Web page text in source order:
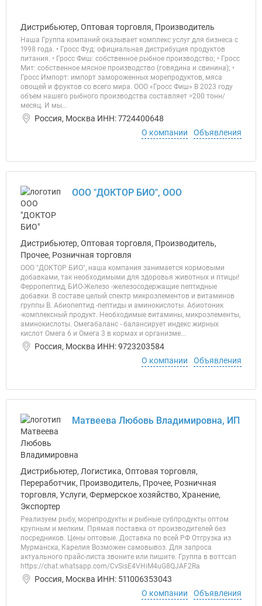
Дистрибьютер, Оптовая торговля, Производитель
Наша Группа компаний оказывает комплекс услуг для бизнеса c
1998 года. • Гросс Фуд: официальная дистрибуция продуктов
питания. • Гросс Фиш: собственное рыбное производство; • Гросс
Мит: собственное мясное производство (говядина и свинина); •
Гросс Импорт: импорт замороженных морепродуктов, мяса
овощей и фруктов со всего мира. ООО «Гросс Фиш» В 2023 году
объем нашего рыбного производства составляет >200 тонн/
месяц. И мы...
Россия, Москва ИНН: 7724400648
О компании
Объявления
ООО "ДОКТОР БИО", ООО
Дистрибьютер, Оптовая торговля, Производитель,
Прочее, Розничная торговля
ООО "ДОКТОР БИО", наша компания занимается кормовыми
добавками, так необходимыми для здоровья животных и птицы!
Ферропептид, БИО-Железо -железосодержащие пептидные
добавки. В составе целый спектр микроэлементов и витаминов
группы В. Абиопептид -пептиды и аминокислоты. Абиотоник
-комплексный продукт. Необходимые витамины, микроэлементы,
аминокислоты. Омегабаланс - балансирует индекс жирных
кислот Омега 6 и Омега 3 в кормах и организме...
Россия, Москва ИНН: 9723203584
О компании
Объявления
Матвеева Любовь Владимировна, ИП
Дистрибьютер, Логистика, Оптовая торговля,
Переработчик, Производитель, Прочее, Розничная
торговля, Услуги, Фермерское хозяйство, Хранение,
Экспортер
Реализуем рыбу, морепродукты и рыбные субпродукты оптом
крупным и мелким. Прямая поставка от производителей без
посредников. Цены оптовые. Доставка по всей РФ Отгрузка из
Мурманска, Карелия Возможен самовывоз. Для запроса
актуального прайс-листа звоните или пишите. Группа в воттсап
https://chat.whatsapp.com/CvSisE4VHiM4uG8QJAF2Ra
Россия, Москва ИНН: 511006353043
О компании
Объявления